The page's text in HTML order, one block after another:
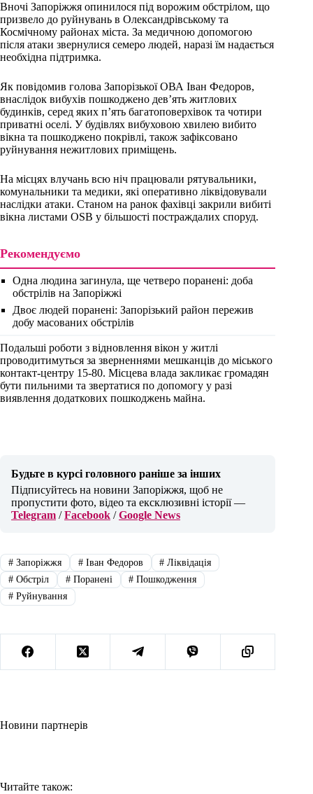
Вночі Запоріжжя опинилося під ворожим обстрілом, що
призвело до руйнувань в Олександрівському та
Космічному районах міста. За медичною допомогою
після атаки звернулися семеро людей, наразі їм надається
необхідна підтримка.
Як повідомив голова Запорізької ОВА Іван Федоров,
внаслідок вибухів пошкоджено дев’ять житлових
будинків, серед яких п’ять багатоповерхівок та чотири
приватні оселі. У будівлях вибуховою хвилею вибито
вікна та пошкоджено покрівлі, також зафіксовано
руйнування нежитлових приміщень.
На місцях влучань всю ніч працювали рятувальники,
комунальники та медики, які оперативно ліквідовували
наслідки атаки. Станом на ранок фахівці закрили вибиті
вікна листами OSB у більшості постраждалих споруд.
Рекомендуємо
Одна людина загинула, ще четверо поранені: доба
обстрілів на Запоріжжі
Двоє людей поранені: Запорізький район пережив
добу масованих обстрілів
Подальші роботи з відновлення вікон у житлі
проводитимуться за зверненнями мешканців до міського
контакт-центру 15-80. Місцева влада закликає громадян
бути пильними та звертатися по допомогу у разі
виявлення додаткових пошкоджень майна.
Будьте в курсі головного раніше за інших
Підписуйтесь на новини Запоріжжя, щоб не
пропустити фото, відео та ексклюзивні історії —
Telegram /Facebook /Google News
#Запоріжжя #Іван Федоров # Ліквідація
#Обстріл #Поранені # Пошкодження
#Руйнування
Новини партнерів
Читайте також: